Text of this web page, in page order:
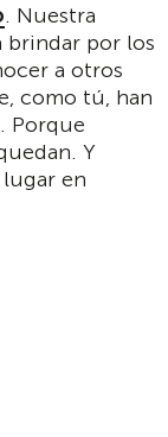
. Nuestra
brindar por los
a otros
como tú, han
Porque
Y
en